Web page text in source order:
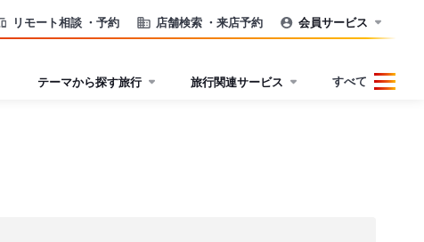
リモート相談 ・予約 店舗検索 ・来店予約 会員サービス
テーマから探す旅行 旅行関連サービス すべて